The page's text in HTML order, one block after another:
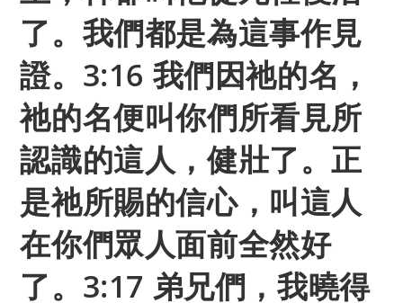
了。我們都是為這事作見
證。3:16 我們因祂的名，
祂的名便叫你們所看見所
認識的這人，健壯了。正
是祂所賜的信心，叫這人
在你們眾人面前全然好
了。3:17 弟兄們，我曉得